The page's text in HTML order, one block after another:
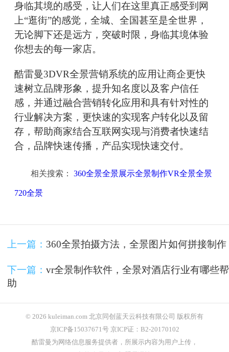
身临其境的感受，让人们在这里真正感受到网
上“逛街”的感觉，全城、全国甚至是全世界，
无论脚下还是远方，突破时限，身临其境体验
你想去的每一家店。
酷雷曼3DVR全景营销系统的应用让商企更快
速树立品牌形象，提升知名度以及客户信任
感，并通过融合营销转化应用和具有针对性的
行业解决方案，更快速的实现客户转化以及留
存，帮助商家结合互联网实现与消费者快速结
合，品牌快速传播，产品实现快速交付。
相关搜索： 360全景全景展示全景制作VR全景全景
720全景
上一篇： 360全景拍摄方法，全景图片如何拼接制作
下一篇： vr全景制作软件，全景对酒店行业有哪些帮
助
© 2026 kuleiman.com 北京同创蓝天云科技有限公司 版权所有
京ICP备15037671号 京ICP证：B2-20170102
酷雷曼为网络信息服务提供者，所展示内容为用户上传，